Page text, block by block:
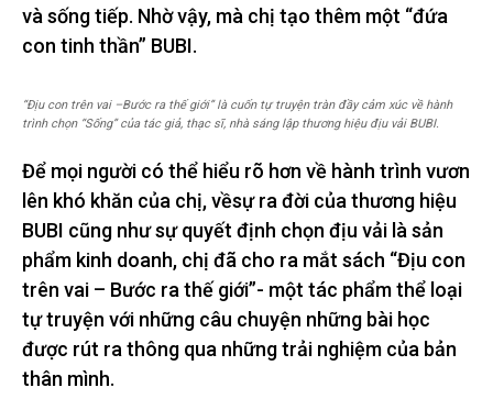
và sống tiếp. Nhờ vậy, mà chị tạo thêm một “đứa
con tinh thần” BUBI.
“Địu con trên vai –Bước ra thế giới” là cuốn tự truyện tràn đầy cảm xúc về hành
trình chọn “Sống” của tác giả, thạc sĩ, nhà sáng lập thương hiệu địu vải BUBI.
Để mọi người có thể hiểu rõ hơn về hành trình vươn
lên khó khăn của chị, vềsự ra đời của thương hiệu
BUBI cũng như sự quyết định chọn địu vải là sản
phẩm kinh doanh, chị đã cho ra mắt sách “Địu con
trên vai – Bước ra thế giới”- một tác phẩm thể loại
tự truyện với những câu chuyện những bài học
được rút ra thông qua những trải nghiệm của bản
thân mình.